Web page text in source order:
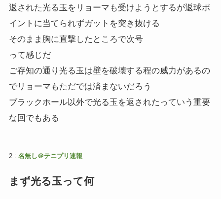
返された光る玉をリョーマも受けようとするが返球ポ
イントに当てられずガットを突き抜ける
そのまま胸に直撃したところで次号
って感じだ
ご存知の通り光る玉は壁を破壊する程の威力があるの
でリョーマもただでは済まないだろう
ブラックホール以外で光る玉を返されたっていう重要
な回でもある
2 : 名無し＠テニプリ速報
まず光る玉って何